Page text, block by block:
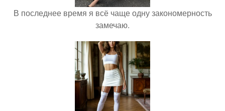
В последнее время я всё чаще одну закономерность
замечаю.